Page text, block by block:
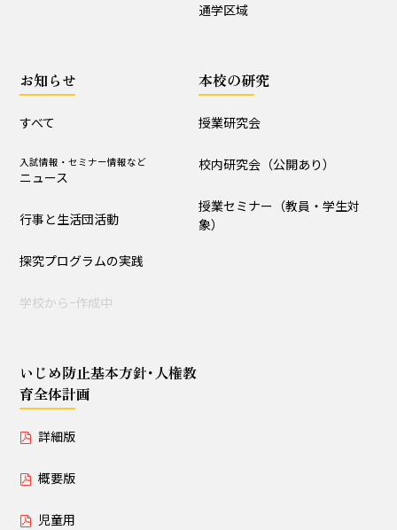
すべて 入試情報・セミナー情報など
学校からｰ作成中
いじめ防止基本方針･人権教育全体計画
詳細版
児童用
通学区域
お知らせ
すべて
入試情報・セミナー情報など
ニュース
行事と生活団活動
探究プログラムの実践
学校からｰ作成中
本校の研究
授業研究会
校内研究会（公開あり）
授業セミナー（教員・学生対
象）
いじめ防止基本方針･人権教
育全体計画
詳細版
概要版
児童用